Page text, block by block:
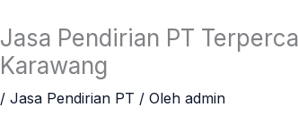
Jasa Pendirian PT
Karawang
/ Jasa Pendirian PT / Oleh admin